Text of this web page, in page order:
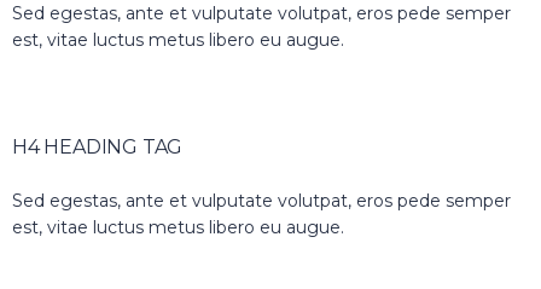
Sed egestas, ante et vulputate volutpat, eros pede semper
est, vitae luctus metus libero eu augue.
H4 HEADING TAG
Sed egestas, ante et vulputate volutpat, eros pede semper
est, vitae luctus metus libero eu augue.